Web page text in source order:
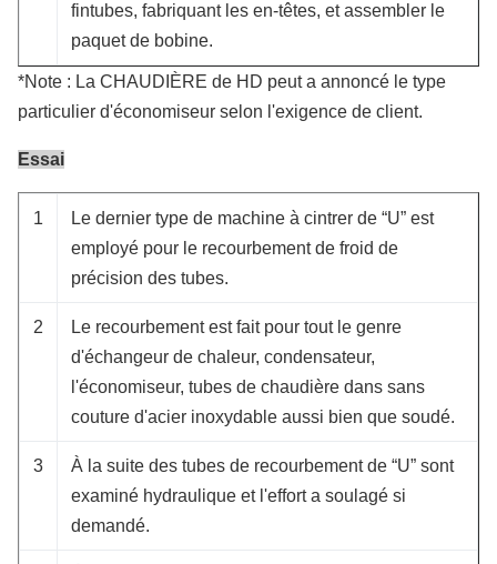
fintubes, fabriquant les en-têtes, et assembler le
paquet de bobine.
*Note : La CHAUDIÈRE de HD peut a annoncé le type
particulier d'économiseur selon l'exigence de client.
Essai
1
Le dernier type de machine à cintrer de “U” est
employé pour le recourbement de froid de
précision des tubes.
2
Le recourbement est fait pour tout le genre
d'échangeur de chaleur, condensateur,
l'économiseur, tubes de chaudière dans sans
couture d'acier inoxydable aussi bien que soudé.
3
À la suite des tubes de recourbement de “U” sont
examiné hydraulique et l'effort a soulagé si
demandé.